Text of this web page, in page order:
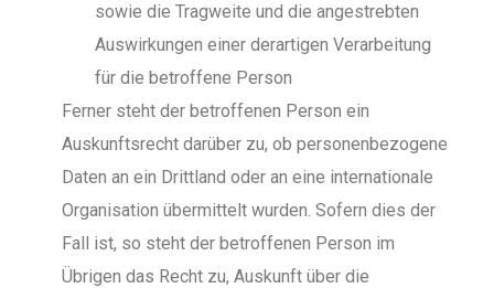
sowie die Tragweite und die angestrebten
Auswirkungen einer derartigen Verarbeitung
für die betroffene Person
Ferner steht der betroffenen Person ein
Auskunftsrecht darüber zu, ob personenbezogene
Daten an ein Drittland oder an eine internationale
Organisation übermittelt wurden. Sofern dies der
Fall ist, so steht der betroffenen Person im
Übrigen das Recht zu, Auskunft über die